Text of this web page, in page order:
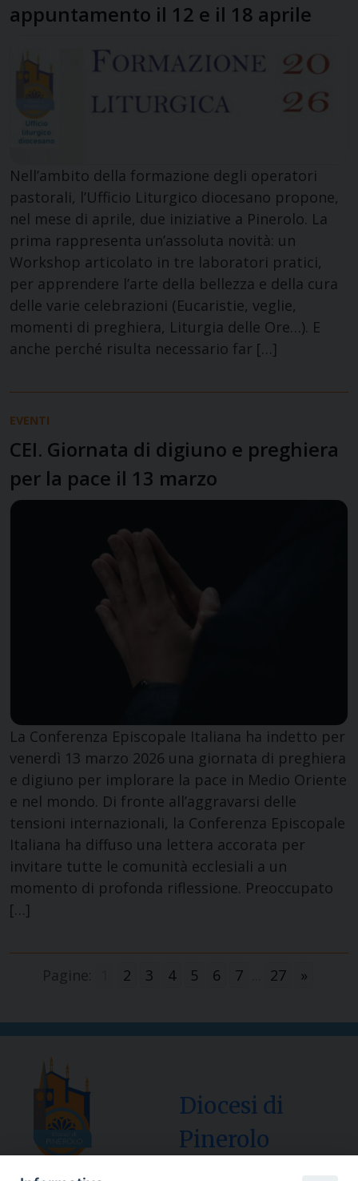
appuntamento il 12 e il 18 aprile
Nell’ambito della formazione degli operatori
pastorali, l’Ufficio Liturgico diocesano propone,
nel mese di aprile, due iniziative a Pinerolo. La
prima rappresenta un’assoluta novità: un
Workshop articolato in tre laboratori pratici,
per apprendere l’arte della bellezza e della cura
delle varie celebrazioni (Eucaristie, veglie,
momenti di preghiera, Liturgia delle Ore…). E
anche perché risulta necessario far […]
EVENTI
CEI. Giornata di digiuno e preghiera
per la pace il 13 marzo
La Conferenza Episcopale Italiana ha indetto per
venerdì 13 marzo 2026 una giornata di preghiera
e digiuno per implorare la pace in Medio Oriente
e nel mondo. Di fronte all’aggravarsi delle
tensioni internazionali, la Conferenza Episcopale
Italiana ha diffuso una lettera accorata per
invitare tutte le comunità ecclesiali a un
momento di profonda riflessione. Preoccupato
[…]
Pagine: 2 3 4 5 6 7 27 »
Diocesi di
Pinerolo